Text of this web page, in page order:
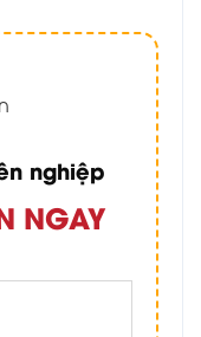
nghiệp
NGAY